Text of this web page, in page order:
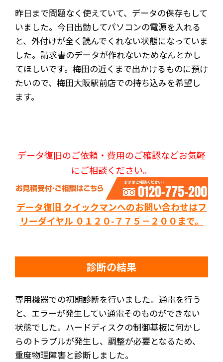
昨日まで問題なく使えていて、データの保存もして
いました。今日出勤してパソコンの電源を入れる
と、外付けが全く読んでくれない状態になっていま
した。請求書のデータが作れないためなんとかし
てほしいです。梅田の近くまで出かけるものに預け
たいので、梅田大阪駅前店での持ち込みを希望し
ます。
データ復旧のご依頼・費用のご確認などお気軽
にご相談ください。
データ復旧 クイックマンへのお問い合わせはフ
リーダイヤル ０１２０-７７５－２００まで。
診断の結果
専用機器での初期診断を行いました。通電を行う
と、エラーが発生してい通電そのものができない
状態でした。ハードディスクの制御基板に何かし
らのトラブルが発生し、調整が必要となるため、
重度物理障害と診断しました。